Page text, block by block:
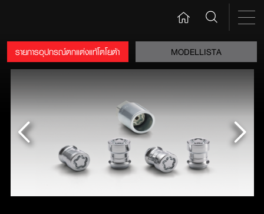
รายการอุปกรณ์ตกแต่งแท้โตโยต้า MODELLISTA